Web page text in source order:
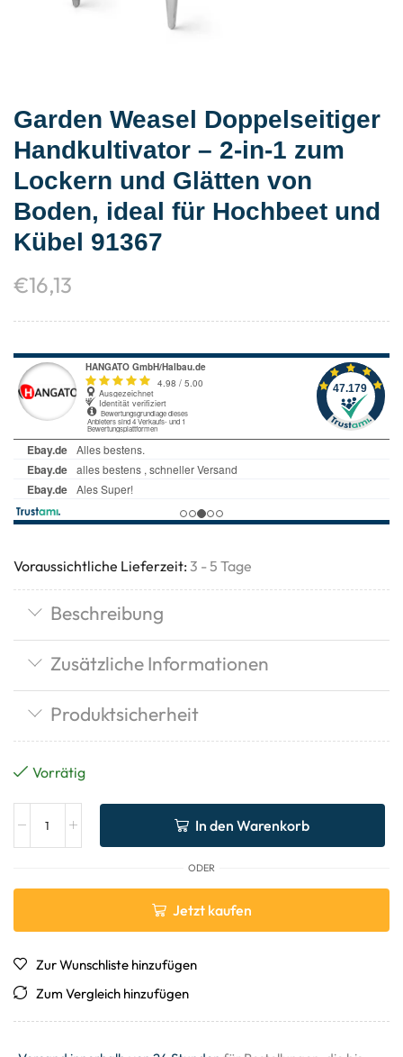
Garden Weasel Doppelseitiger
Handkultivator – 2-in-1 zum
Lockern und Glätten von
Boden, ideal für Hochbeet und
Kübel 91367
€16,13
Voraussichtliche Lieferzeit: 3 - 5 Tage
Beschreibung
Zusätzliche Informationen
Produktsicherheit
Vorrätig
In den Warenkorb
ODER
Jetzt kaufen
Zur Wunschliste hinzufügen
Zum Vergleich hinzufügen